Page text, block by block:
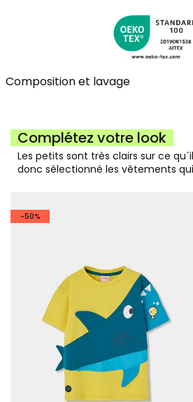
avec des t-shirts décontractés, elles
polyvalente et pratique pour le
Composition et lavage
Complétez votre look
Les petits sont très clairs sur ce
donc sélectionné les vêtements
-50%